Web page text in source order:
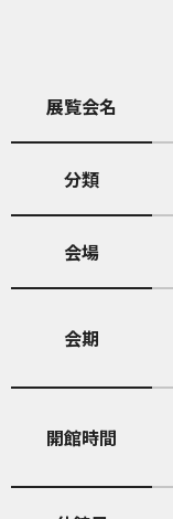
展覧会名
分類
会場
会期
開館時間